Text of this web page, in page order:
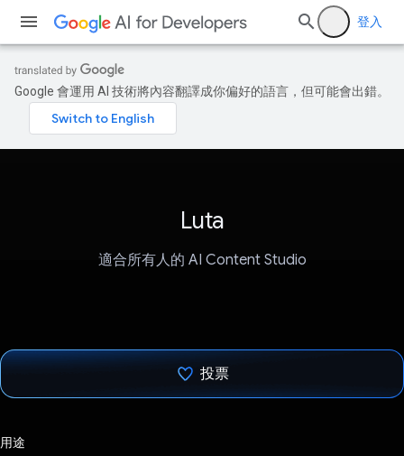
登入
Google 會運用 AI 技術將內容翻譯成你偏好的語言，但可能會出錯。
Luta
適合所有人的 AI Content Studio
投票
用途